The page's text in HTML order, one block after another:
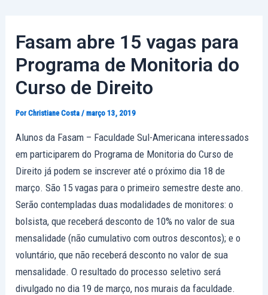
conteúdo
Fasam abre 15 vagas para
Programa de Monitoria do
Curso de Direito
PorChristiane Costa/março 13, 2019
Alunos da Fasam – Faculdade Sul-Americana interessados
em participarem do Programa de Monitoria do Curso de
Direito já podem se inscrever até o próximo dia 18 de
março. São 15 vagas para o primeiro semestre deste ano.
Serão contempladas duas modalidades de monitores: o
bolsista, que receberá desconto de 10% no valor de sua
mensalidade (não cumulativo com outros descontos); e o
voluntário, que não receberá desconto no valor de sua
mensalidade. O resultado do processo seletivo será
divulgado no dia 19 de março, nos murais da faculdade.